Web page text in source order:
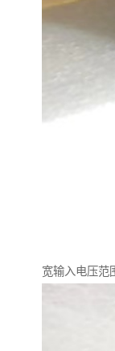
宽输入电压范